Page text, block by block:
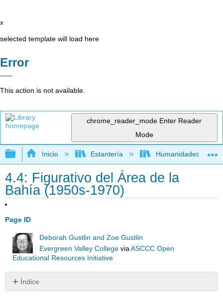
x
selected template will load here
Error
This action is not available.
chrome_reader_mode Enter Reader
Mode
Expandir/contraer jerarquía global
Inicio Estantería Humanidades
4.4: Figurativo del Área de la
Bahía (1950s-1970)
Page ID
Deborah Gustlin and Zoe Gustlin
Evergreen Valley College viaASCCC Open
Educational Resources Initiative
Índice